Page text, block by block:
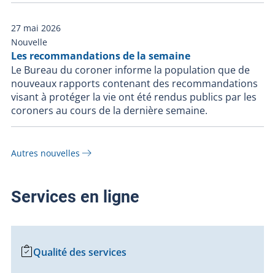
27 mai 2026
Nouvelle
Les recommandations de la semaine
Le Bureau du coroner informe la population que de
nouveaux rapports contenant des recommandations
visant à protéger la vie ont été rendus publics par les
coroners au cours de la dernière semaine.
Autres nouvelles
Services en ligne
Qualité des services